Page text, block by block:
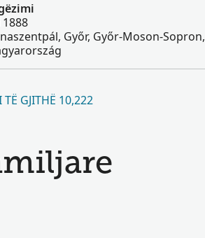
Győr, Győr-Moson-Sopron,
TË GJITHË 10,222